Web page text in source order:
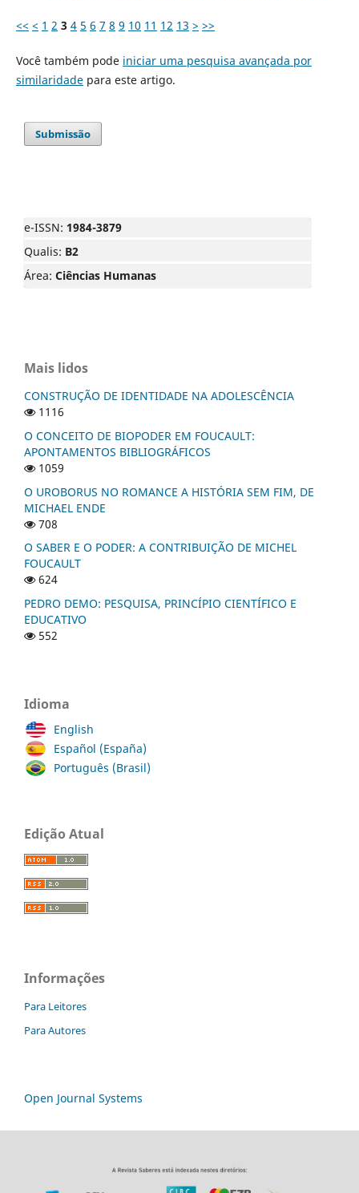
<< < 1 2 3 4 5 6 7 8 9 10 11 12 13 > >>
Você também pode iniciar uma pesquisa avançada por
similaridadepara este artigo.
Submissão
e-ISSN: 1984-3879
Qualis: B2
Área: Ciências Humanas
Mais lidos
CONSTRUÇÃO DE IDENTIDADE NA ADOLESCÊNCIA
1116
O CONCEITO DE BIOPODER EM FOUCAULT:
APONTAMENTOS BIBLIOGRÁFICOS
1059
O UROBORUS NO ROMANCE A HISTÓRIA SEM FIM, DE
MICHAEL ENDE
708
O SABER E O PODER: A CONTRIBUIÇÃO DE MICHEL
FOUCAULT
624
PEDRO DEMO: PESQUISA, PRINCÍPIO CIENTÍFICO E
EDUCATIVO
552
Idioma
English
Español (España)
Português (Brasil)
Edição Atual
Informações
Para Leitores
Para Autores
Open Journal Systems